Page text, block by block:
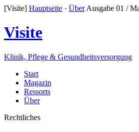
[Visite] Hauptseite · Über Ausgabe 01 /
Visite
Klinik, Pflege & Gesundheitsversorgung
Start
Magazin
Ressorts
Über
Rechtliches